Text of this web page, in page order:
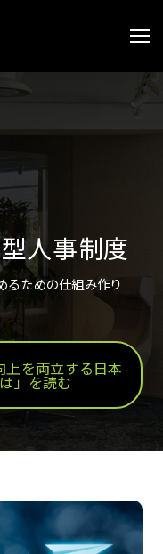
人事制度
るための仕組み作り
上を両立する日本
」を読む